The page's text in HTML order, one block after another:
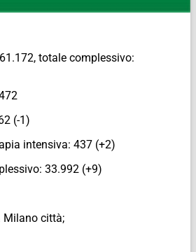
totale complessivo:
(-1)
intensiva: 437 (+2)
33.992 (+9)
Milano città;